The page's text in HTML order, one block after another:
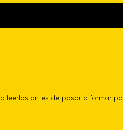
leerlos antes de pasar a formar